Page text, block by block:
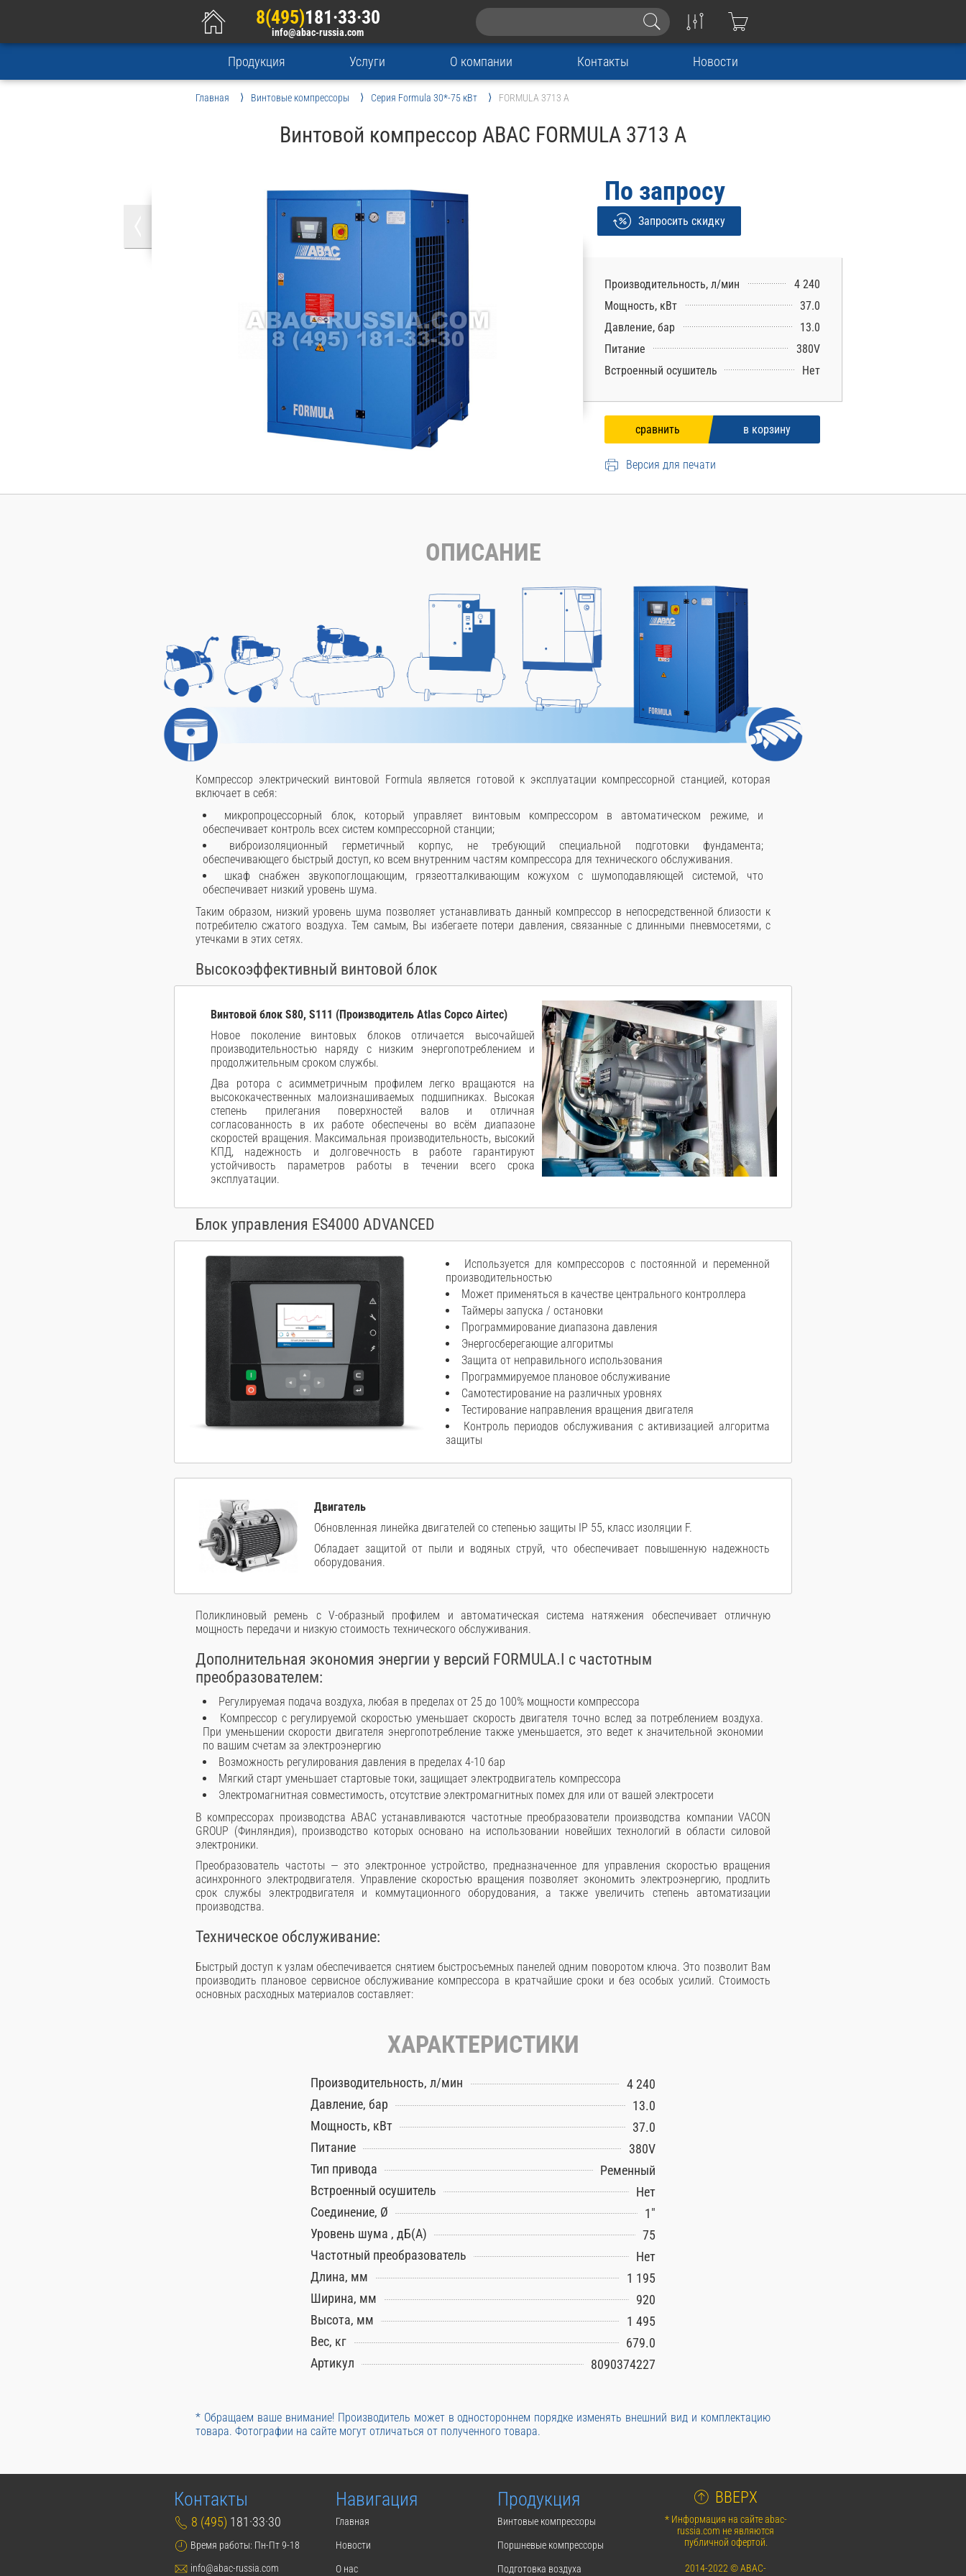
8(495)181·33·30
info@abac-russia.com
Продукция Услуги О компании Контакты Новости
Главная Винтовые компрессоры Серия Formula 30*-75 кВт FORMULA 3713 A
Винтовой компрессор ABAC FORMULA 3713 A
По запросу
Запросить скидку
Производительность, л/мин
4 240
Мощность, кВт
37.0
Давление, бар
13.0
Питание
380V
Встроенный осушитель
Нет
Версия для печати
ОПИСАНИЕ
Компрессор электрический винтовой Formula является готовой к эксплуатации компрессорной станцией, которая
включает в себя:
микропроцессорный блок, который управляет винтовым компрессором в автоматическом режиме, и
обеспечивает контроль всех систем компрессорной станции;
виброизоляционный герметичный корпус, не требующий специальной подготовки фундамента;
обеспечивающего быстрый доступ, ко всем внутренним частям компрессора для технического обслуживания.
шкаф снабжен звукопоглощающим, грязеотталкивающим кожухом с шумоподавляющей системой, что
обеспечивает низкий уровень шума.
Таким образом, низкий уровень шума позволяет устанавливать данный компрессор в непосредственной близости к
потребителю сжатого воздуха. Тем самым, Вы избегаете потери давления, связанные с длинными пневмосетями, с
утечками в этих сетях.
Высокоэффективный винтовой блок
Винтовой блок S80, S111 (Производитель Atlas Copco Airtec)
Новое поколение винтовых блоков отличается высочайшей
производительностью наряду с низким энергопотреблением и
продолжительным сроком службы.
Два ротора с асимметричным профилем легко вращаются на
высококачественных малоизнашиваемых подшипниках. Высокая
степень прилегания поверхностей валов и отличная
согласованность в их работе обеспечены во всём диапазоне
скоростей вращения. Максимальная производительность, высокий
КПД, надежность и долговечность в работе гарантируют
устойчивость параметров работы в течении всего срока
эксплуатации.
Блок управления ES4000 ADVANCED
Используется для компрессоров с постоянной и переменной
производительностью
Может применяться в качестве центрального контроллера
Таймеры запуска / остановки
Программирование диапазона давления
Энергосберегающие алгоритмы
Защита от неправильного использования
Программируемое плановое обслуживание
Самотестирование на различных уровнях
Тестирование направления вращения двигателя
Контроль периодов обслуживания с активизацией алгоритма
защиты
Двигатель
Обновленная линейка двигателей со степенью защиты IP 55, класс изоляции F.
Обладает защитой от пыли и водяных струй, что обеспечивает повышенную надежность
оборудования.
Поликлиновый ремень с V-образный профилем и автоматическая система натяжения обеспечивает отличную
мощность передачи и низкую стоимость технического обслуживания.
Дополнительная экономия энергии у версий FORMULA.I с частотным
преобразователем:
Регулируемая подача воздуха, любая в пределах от 25 до 100% мощности компрессора
Компрессор с регулируемой скоростью уменьшает скорость двигателя точно вслед за потреблением воздуха.
При уменьшении скорости двигателя энергопотребление также уменьшается, это ведет к значительной экономии
по вашим счетам за электроэнергию
Возможность регулирования давления в пределах 4-10 бар
Мягкий старт уменьшает стартовые токи, защищает электродвигатель компрессора
Электромагнитная совместимость, отсутствие электромагнитных помех для или от вашей электросети
В компрессорах производства ABAC устанавливаются частотные преобразователи производства компании VACON
GROUP (Финляндия), производство которых основано на использовании новейших технологий в области силовой
электроники.
Преобразователь частоты — это электронное устройство, предназначенное для управления скоростью вращения
асинхронного электродвигателя. Управление скоростью вращения позволяет экономить электроэнергию, продлить
срок службы электродвигателя и коммутационного оборудования, а также увеличить степень автоматизации
производства.
Техническое обслуживание:
Быстрый доступ к узлам обеспечивается снятием быстросъемных панелей одним поворотом ключа. Это позволит Вам
производить плановое сервисное обслуживание компрессора в кратчайшие сроки и без особых усилий. Стоимость
основных расходных материалов составляет:
ХАРАКТЕРИСТИКИ
Производительность, л/мин
4 240
Давление, бар
13.0
Мощность, кВт
37.0
Питание
380V
Тип привода
Ременный
Встроенный осушитель
Нет
Соединение, Ø
1″
Уровень шума , дБ(А)
75
Частотный преобразователь
Нет
Длина, мм
1 195
Ширина, мм
920
Высота, мм
1 495
Вес, кг
679.0
Артикул
8090374227
* Обращаем ваше внимание! Производитель может в одностороннем порядке изменять внешний вид и комплектацию
товара. Фотографии на сайте могут отличаться от полученного товара.
Контакты
8 (495) 181·33·30
Время работы: Пн-Пт 9-18
info@abac-russia.com
Навигация
Главная
Новости
О нас
Продукция
Винтовые компрессоры
Поршневые компрессоры
Подготовка воздуха
ВВЕРХ
* Информация на сайте abac-
russia.com не являются
публичной офертой.
2014-2022 © ABAC-